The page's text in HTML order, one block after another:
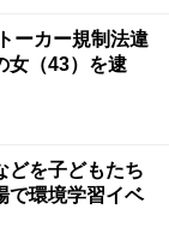
ーカー規制法違
（43）を逮
どを子どもたち
環境学習イベ